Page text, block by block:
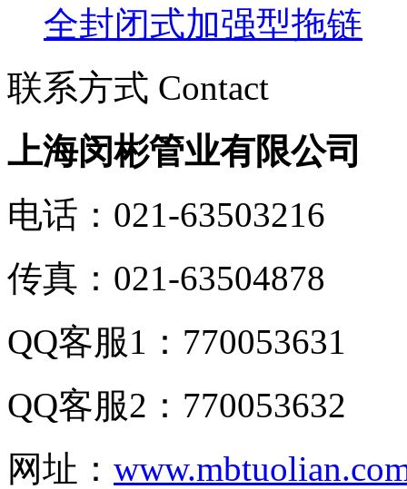
全封闭式加强型拖链
联系方式 Contact
上海闵彬管业有限公司
电话：021-63503216
传真：021-63504878
QQ客服1：770053631
QQ客服2：770053632
网址：